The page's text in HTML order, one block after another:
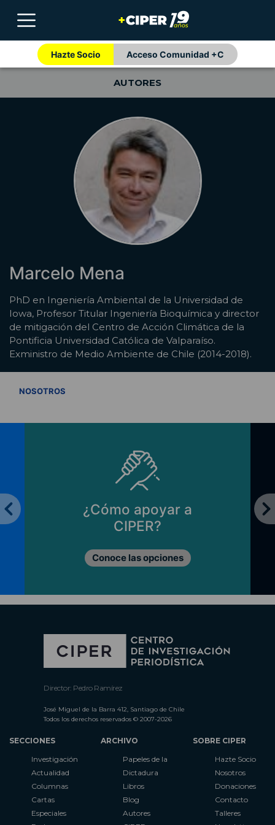
Hazte Socio Acceso Comunidad +C
AUTORES
Marcelo Mena
PhD en Ingeniería Ambiental de la Universidad de
Iowa, Profesor Titular Ingeniería Bioquímica y director
de mitigación del Centro de Acción Climática de la
Pontificia Universidad Católica de Valparaíso.
Exministro de Medio Ambiente de Chile (2014-2018).
NOSOTROS
¿Cómo apoyar a
CIPER?
Conoce las opciones
Director: Pedro Ramírez
José Miguel de la Barra 412, Santiago de Chile
Todos los derechos reservados © 2007-2026
SECCIONES
Investigación
Actualidad
Columnas
Cartas
Especiales
ARCHIVO
Papeles de la
Dictadura
Libros
Blog
Autores
SOBRE CIPER
Hazte Socio
Nosotros
Donaciones
Contacto
Talleres